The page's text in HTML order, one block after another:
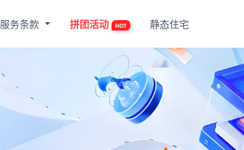
服务条款 拼团活动 HOT 静态住宅